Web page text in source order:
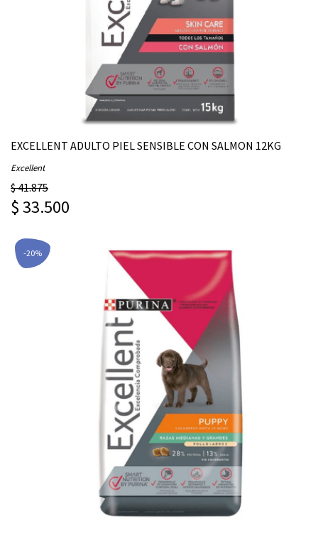
EXCELLENT ADULTO PIEL SENSIBLE CON SALMON 12KG
Excellent
$ 41.875
$ 33.500
-20%